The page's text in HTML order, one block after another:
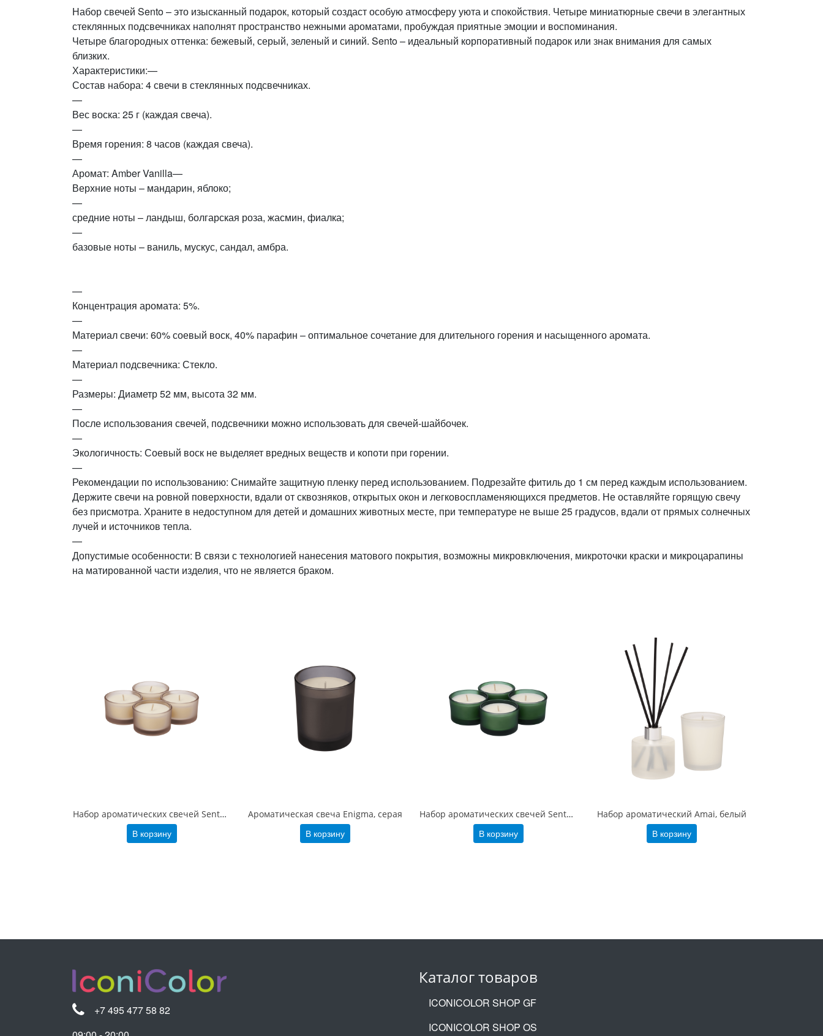
Набор свечей Sento – это изысканный подарок, который создаст особую атмосферу уюта и спокойствия. Четыре миниатюрные свечи в элегантных
стеклянных подсвечниках наполнят пространство нежными ароматами, пробуждая приятные эмоции и воспоминания.
Четыре благородных оттенка: бежевый, серый, зеленый и синий. Sento – идеальный корпоративный подарок или знак внимания для самых
близких.
Характеристики:—
Состав набора: 4 свечи в стеклянных подсвечниках.
—
Вес воска: 25 г (каждая свеча).
—
Время горения: 8 часов (каждая свеча).
—
Аромат: Amber Vanilla—
Верхние ноты – мандарин, яблоко;
—
средние ноты – ландыш, болгарская роза, жасмин, фиалка;
—
базовые ноты – ваниль, мускус, сандал, амбра.
—
Концентрация аромата: 5%.
—
Материал свечи: 60% соевый воск, 40% парафин – оптимальное сочетание для длительного горения и насыщенного аромата.
—
Материал подсвечника: Стекло.
—
Размеры: Диаметр 52 мм, высота 32 мм.
—
После использования свечей, подсвечники можно использовать для свечей-шайбочек.
—
Экологичность: Соевый воск не выделяет вредных веществ и копоти при горении.
—
Рекомендации по использованию: Снимайте защитную пленку перед использованием. Подрезайте фитиль до 1 см перед каждым использованием.
Держите свечи на ровной поверхности, вдали от сквозняков, открытых окон и легковоспламеняющихся предметов. Не оставляйте горящую свечу
без присмотра. Храните в недоступном для детей и домашних животных месте, при температуре не выше 25 градусов, вдали от прямых солнечных
лучей и источников тепла.
—
Допустимые особенности: В связи с технологией нанесения матового покрытия, возможны микровключения, микроточки краски и микроцарапины
на матированной части изделия, что не является браком.
Набор ароматических свечей Sento, бежевый
В корзину
Ароматическая свеча Enigma, серая
В корзину
Набор ароматических свечей Sento, зеленый
В корзину
Набор ароматический Amai, белый
В корзину
Каталог товаров
ICONICOLOR SHOP GF
ICONICOLOR SHOP OS
+7 495 477 58 82